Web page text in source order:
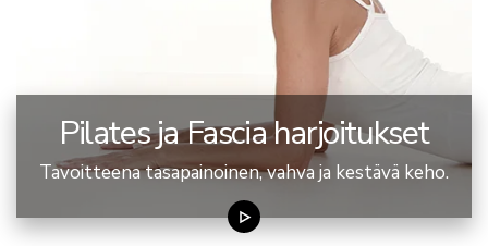
Pilates ja Fascia harjoitukset
Tavoitteena tasapainoinen, vahva ja kestävä keho.